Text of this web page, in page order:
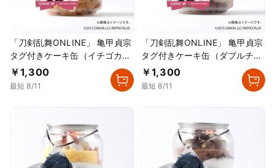
「刀剣乱舞ONLINE」 亀甲貞宗
タグ付きケーキ缶（イチゴカス
タード）
￥1,300
最短 8/11
「刀剣乱舞ONLINE」 亀甲貞宗
タグ付きケーキ缶（ダブルチョ
コレート）
￥1,300
最短 8/11